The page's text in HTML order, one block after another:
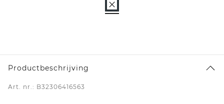
Productbeschrijving
Art. nr.: B32306416563